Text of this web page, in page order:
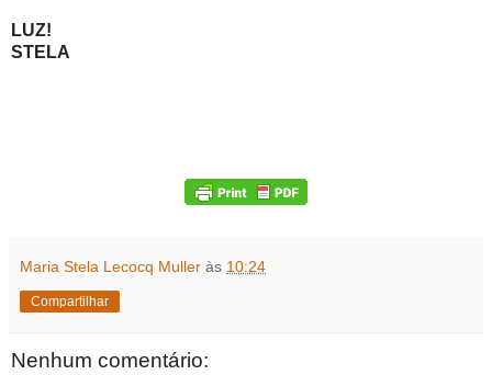
LUZ!
STELA
Maria Stela Lecocq Muller às 10:24
Compartilhar
Nenhum comentário: